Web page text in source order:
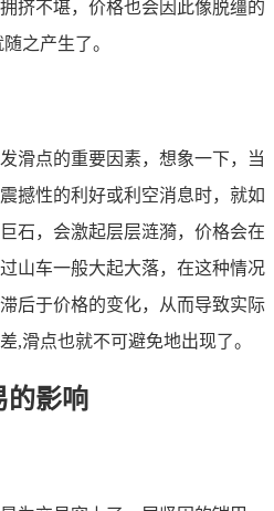
挤不堪，价格也会因此像脱缰的
之产生了。
滑点的重要因素，想象一下，当
撼性的利好或利空消息时，就如
石，会激起层层涟漪，价格会在
山车一般大起大落，在这种情况
后于价格的变化，从而导致实际
,滑点也就不可避免地出现了。
的影响